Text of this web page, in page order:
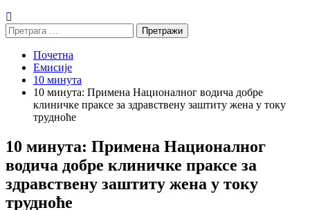
Претрага
за:
Почетна
Емисије
10 минута
10 минута: Примена Националног водича добре
клиничке праксе за здравствену заштиту жена у току
трудноће
10 минута: Примена Националног
водича добре клиничке праксе за
здравствену заштиту жена у току
трудноће